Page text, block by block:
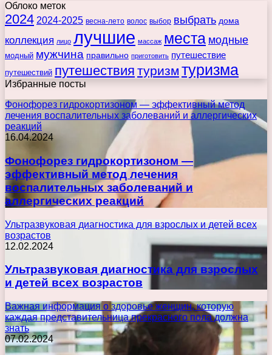
Облоко меток
2024 2024-2025 весна-лето волос выбор выбрать дома
коллекция лицо лучшие массаж места модные
модный мужчина правильно приготовить путешествие
путешествий путешествия туризм туризма
Избранные посты
Фонофорез гидрокортизоном — эффективный метод
лечения воспалительных заболеваний и аллергических
реакций
16.04.2024
Фонофорез гидрокортизоном —
эффективный метод лечения
воспалительных заболеваний и
аллергических реакций
Ультразвуковая диагностика для взрослых и детей всех
возрастов
12.02.2024
Ультразвуковая диагностика для взрослых
и детей всех возрастов
Важная информация о здоровье женщин, которую
каждая представительница прекрасного пола должна
знать
07.02.2024